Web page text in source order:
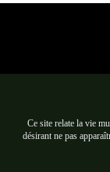
Ce site relate la vie
désirant ne pas